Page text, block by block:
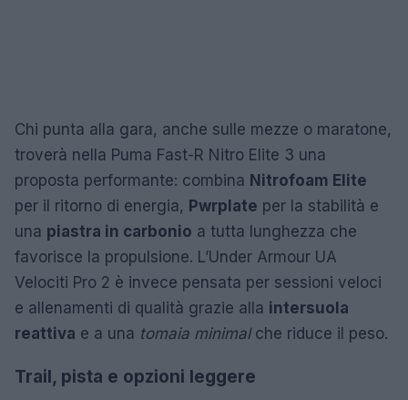
Chi punta alla gara, anche sulle mezze o maratone,
troverà nella Puma Fast-R Nitro Elite 3 una
proposta performante: combina Nitrofoam Elite
per il ritorno di energia, Pwrplate per la stabilità e
una piastra in carbonio a tutta lunghezza che
favorisce la propulsione. L’Under Armour UA
Velociti Pro 2 è invece pensata per sessioni veloci
e allenamenti di qualità grazie alla intersuola
reattiva e a una tomaia minimalche riduce il peso.
Trail, pista e opzioni leggere